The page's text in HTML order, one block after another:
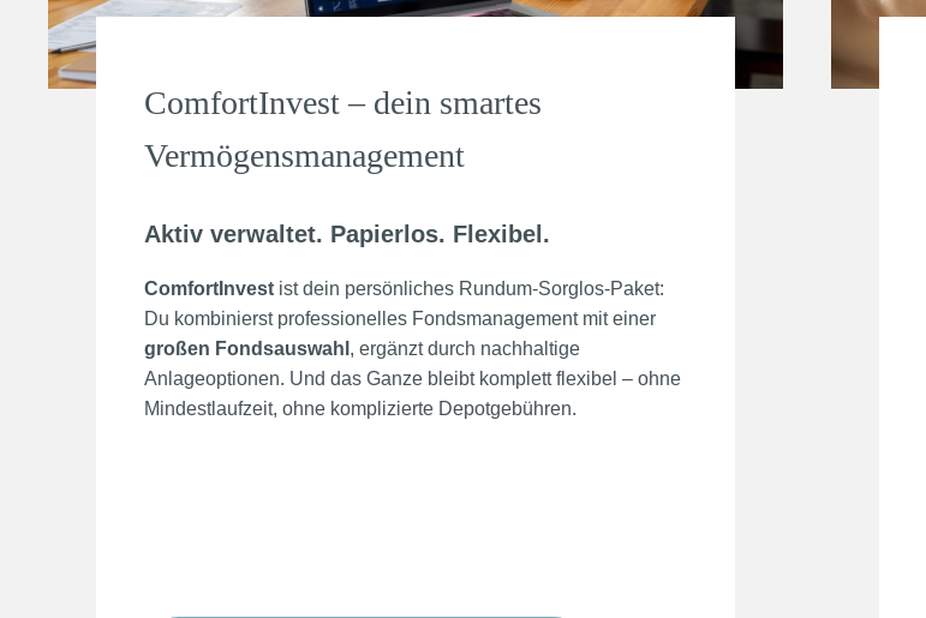
ComfortInvest – dein smartes
Vermögensmanagement
Aktiv verwaltet. Papierlos. Flexibel.
ComfortInvest ist dein persönliches Rundum-Sorglos-Paket:
Du kombinierst professionelles Fondsmanagement mit einer
großen Fondsauswahl , ergänzt durch nachhaltige
Anlageoptionen. Und das Ganze bleibt komplett flexibel – ohne
Mindestlaufzeit, ohne komplizierte Depotgebühren.